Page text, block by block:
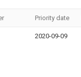
Priority date
2020-09-09